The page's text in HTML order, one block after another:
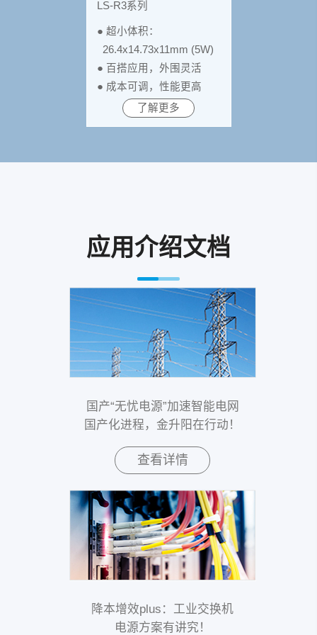
LS-R3系列
● 超小体积：
26.4x14.73x11mm (5W)
● 百搭应用，外围灵活
● 成本可调，性能更高
了解更多
应用介绍文档
国产“无忧电源”加速智能电网
国产化进程，金升阳在行动！
查看详情
降本增效plus：工业交换机
电源方案有讲究！